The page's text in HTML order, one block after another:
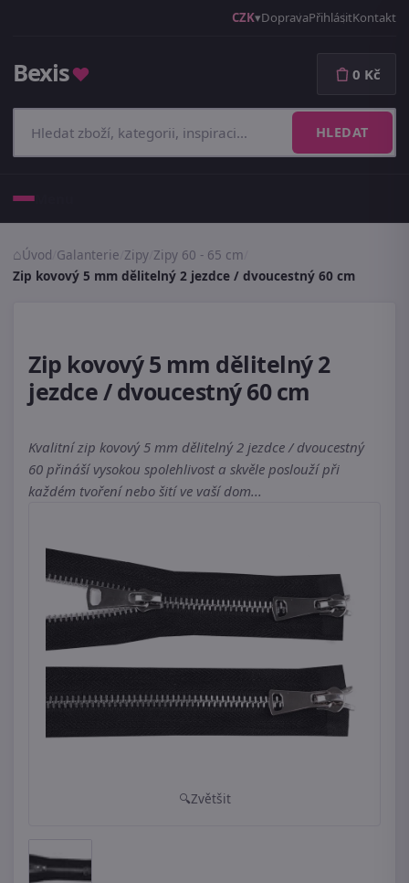
CZK DopravaPřihlásitKontakt
Bexis♥
HLEDAT
0 Kč
Úvod Galanterie Zipy Zipy 60 - 65 cm
Zip kovový 5 mm dělitelný 2 jezdce / dvoucestný 60 cm
Zip kovový 5 mm dělitelný 2
jezdce / dvoucestný 60 cm
Kvalitní zip kovový 5 mm dělitelný 2 jezdce / dvoucestný
60 přináší vysokou spolehlivost a skvěle poslouží při
každém tvoření nebo šití ve vaší dom...
Zvětšit